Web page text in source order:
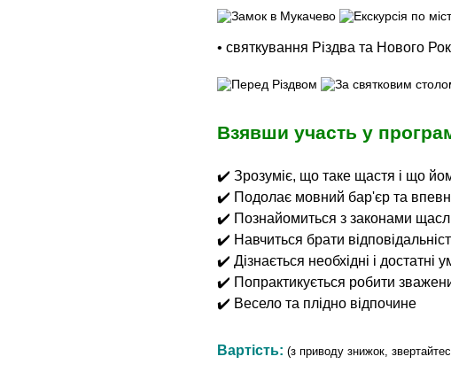
• святкування Різдва та Нового
Взявши участь у
✔️ Зрозуміє, що таке щастя і що
✔️ Подолає мовний бар'єр та
✔️ Познайомиться з законами
✔️ Навчиться брати
✔️ Дізнається необхідні і
✔️ Попрактикується робити
✔️ Весело та плідно відпочине
Вартість: (з приводу знижок,